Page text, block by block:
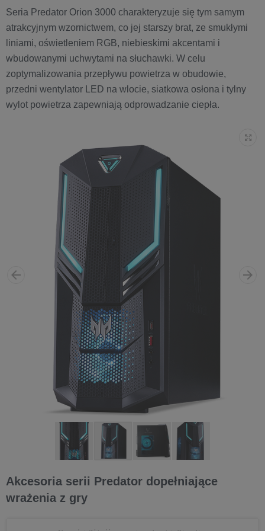
Seria Predator Orion 3000 charakteryzuje się tym samym
atrakcyjnym wzornictwem, co jej starszy brat, ze smukłymi
liniami, oświetleniem RGB, niebieskimi akcentami i
wbudowanymi uchwytami na słuchawki. W celu
zoptymalizowania przepływu powietrza w obudowie,
przedni wentylator LED na wlocie, siatkowa osłona i tylny
wylot powietrza zapewniają odprowadzanie ciepła.
Akcesoria serii Predator dopełniające
wrażenia z gry